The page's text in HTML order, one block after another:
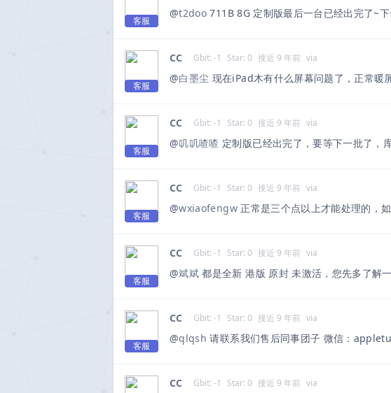
客服
@t2doo 711B 8G 定制版最后一台已经出完了~
客服
CC Gbit: -1 Star: 0 接近 9 年前 via
@白墨尘 现在iPad木有什么屏幕问题了，正常暖
客服
CC Gbit: -1 Star: 0 接近 9 年前 via
@叽叽喳喳 定制版已经出完了，要等下一批了，
客服
CC Gbit: -1 Star: 0 接近 9 年前 via
@wxiaofengw正常是三个点以上才能处理的，
客服
CC Gbit: -1 Star: 0 接近 9 年前 via
@斌斌 都是全新 港版 原封 未激活，您先多了解
客服
CC Gbit: -1 Star: 0 接近 9 年前 via
@qlqsh 请联系我们售后同事团子 微信：
CC Gbit: -1 Star: 0 接近 9 年前 via